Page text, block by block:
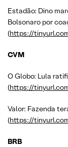
Estadão: Dino
Bolsonaro por
(https://
CVM
O Globo: Lula
(https://
Valor: Fazenda
(https://
BRB